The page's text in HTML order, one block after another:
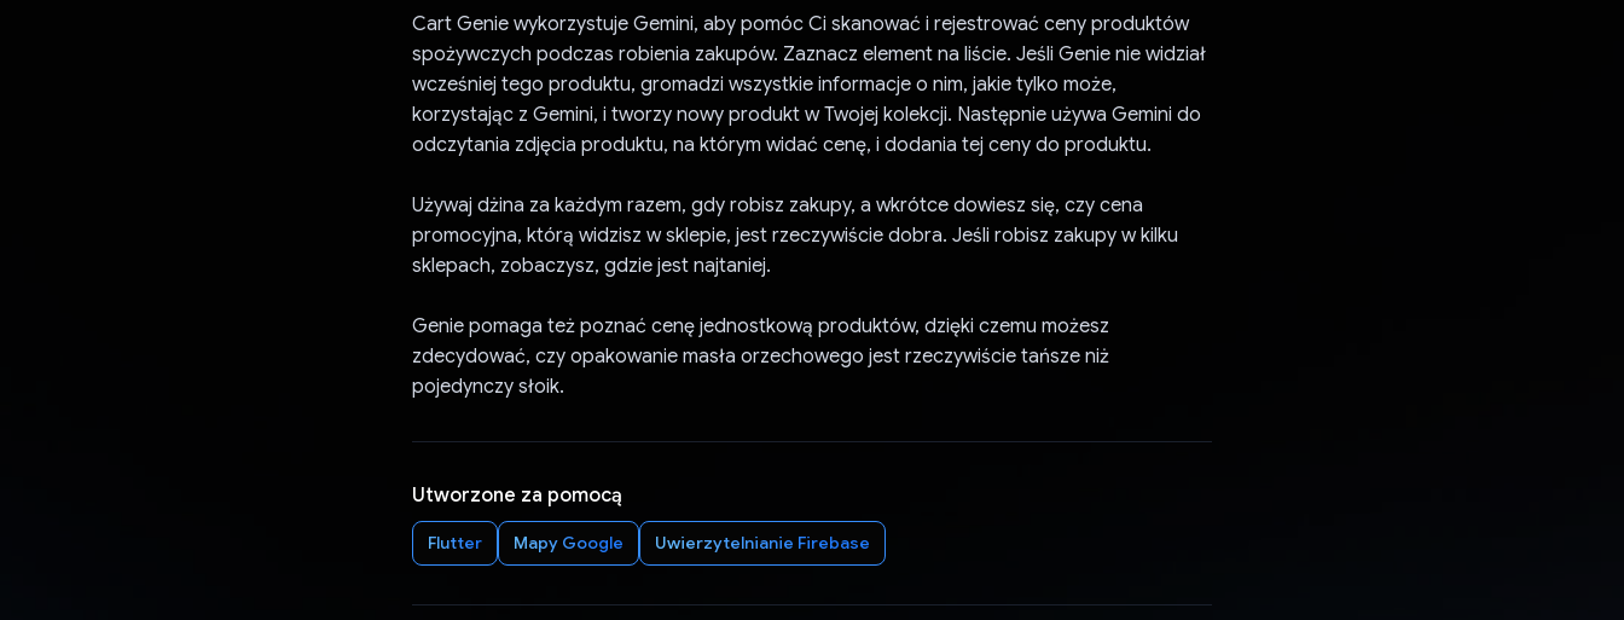
Cart Genie wykorzystuje Gemini, aby pomóc Ci skanować i rejestrować ceny produktów
spożywczych podczas robienia zakupów. Zaznacz element na liście. Jeśli Genie nie widział
wcześniej tego produktu, gromadzi wszystkie informacje o nim, jakie tylko może,
korzystając z Gemini, i tworzy nowy produkt w Twojej kolekcji. Następnie używa Gemini do
odczytania zdjęcia produktu, na którym widać cenę, i dodania tej ceny do produktu.
Używaj dżina za każdym razem, gdy robisz zakupy, a wkrótce dowiesz się, czy cena
promocyjna, którą widzisz w sklepie, jest rzeczywiście dobra. Jeśli robisz zakupy w kilku
sklepach, zobaczysz, gdzie jest najtaniej.
Genie pomaga też poznać cenę jednostkową produktów, dzięki czemu możesz
zdecydować, czy opakowanie masła orzechowego jest rzeczywiście tańsze niż
pojedynczy słoik.
Utworzone za pomocą
Flutter Mapy Google Uwierzytelnianie Firebase